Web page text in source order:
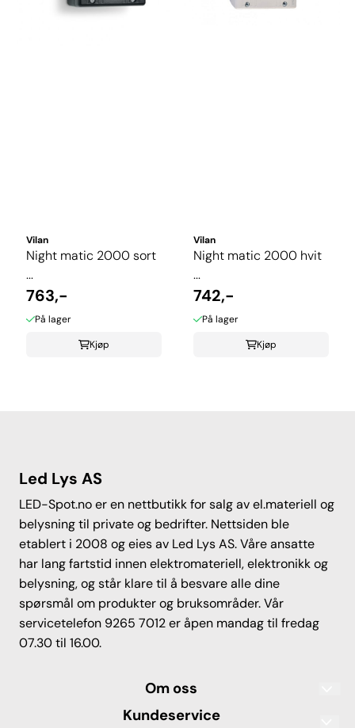
Vilan
Night matic 2000 sort
...
763,-
På lager
Kjøp
Vilan
Night matic 2000 hvit
...
742,-
På lager
Kjøp
Led Lys AS
LED-Spot.no er en nettbutikk for salg av el.materiell og
belysning til private og bedrifter. Nettsiden ble
etablert i 2008 og eies av Led Lys AS. Våre ansatte
har lang fartstid innen elektromateriell, elektronikk og
belysning, og står klare til å besvare alle dine
spørsmål om produkter og bruksområder. Vår
servicetelefon 9265 7012 er åpen mandag til fredag
07.30 til 16.00.
Om oss
Led Lys AS
Kundeservice